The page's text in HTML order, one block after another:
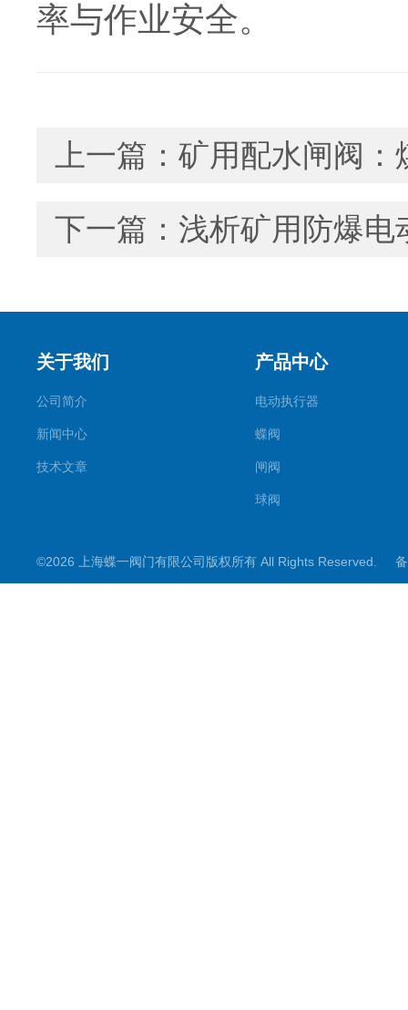
率与作业安全。
上一篇： 矿用配水闸阀：
下一篇： 浅析矿用防爆电
关于我们
公司简介
新闻中心
技术文章
产品中心
电动执行器
蝶阀
闸阀
球阀
截止阀
©2026 上海蝶一阀门有限公司版权所有 All Rights Reserved.